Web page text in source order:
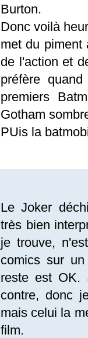
Burton.
Donc voilà
met du piment
de l'action et
préfère
premiers
Gotham
PUis la
Le Joker
très bien
je trouve,
comics sur
reste est OK.
contre, donc
mais celui la
film.